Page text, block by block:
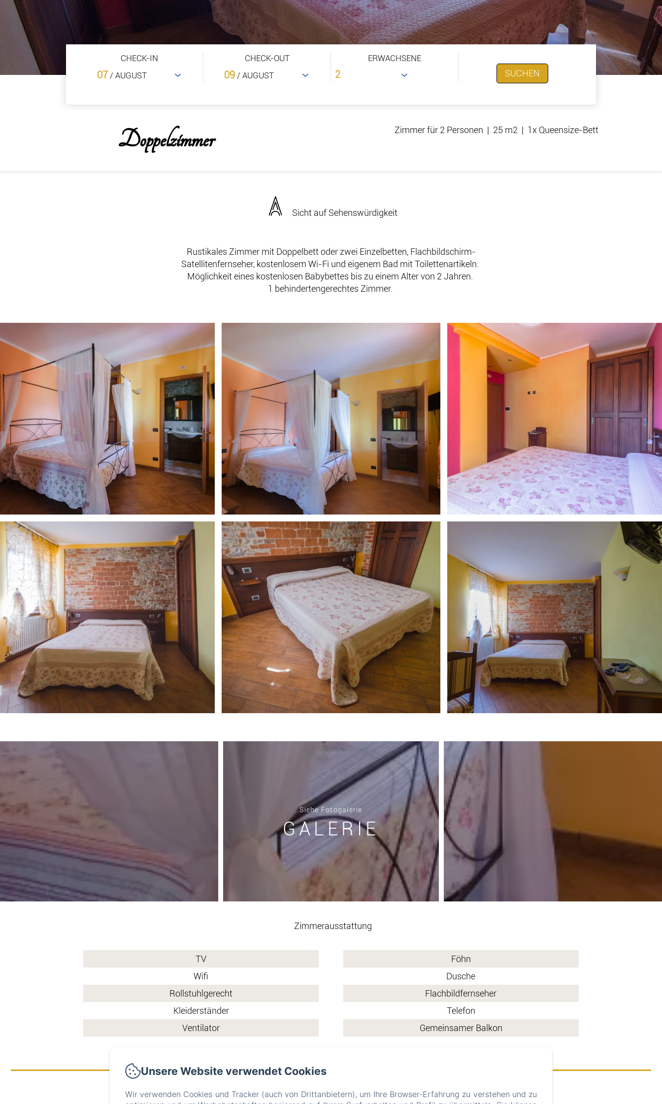
CHECK-IN
07 / AUGUST
CHECK-OUT
09 / AUGUST
ERWACHSENE
SUCHEN
Doppelzimmer Zimmer für 2 Personen | 25 m2 | 1x Queensize-Bett
Sicht auf Sehenswürdigkeit
Rustikales Zimmer mit Doppelbett oder zwei Einzelbetten, Flachbildschirm-
Satellitenfernseher, kostenlosem Wi-Fi und eigenem Bad mit Toilettenartikeln.
Möglichkeit eines kostenlosen Babybettes bis zu einem Alter von 2 Jahren.
1 behindertengerechtes Zimmer.
Siehe Fotogalerie
GALERIE
Zimmerausstattung
TV
Wifi
Rollstuhlgerecht
Kleiderständer
Ventilator
Föhn
Dusche
Flachbildfernseher
Telefon
Gemeinsamer Balkon
All' Ombra Del Castello
Unsere Website verwendet Cookies
Wir verwenden Cookies und Tracker (auch von Drittanbietern), um Ihre Browser-Erfahrung zu verstehen und zu